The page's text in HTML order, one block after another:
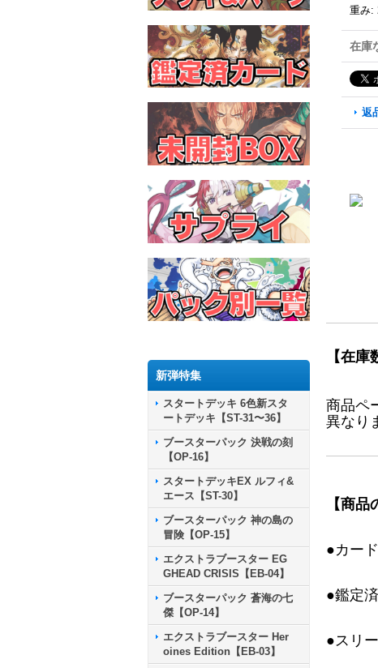
新弾特集
スタートデッキ 6色新スタ
ートデッキ【ST-31〜36】
ブースターパック 決戦の刻
【OP-16】
スタートデッキEX ルフィ&
エース【ST-30】
ブースターパック 神の島の
冒険【OP-15】
エクストラブースター EG
GHEAD CRISIS【EB-04】
ブースターパック 蒼海の七
傑【OP-14】
エクストラブースター Her
oines Edition【EB-03】
重み:
在庫
返
【在庫
商品ペ
異なり
【商品
●カー
●鑑定
●スリ